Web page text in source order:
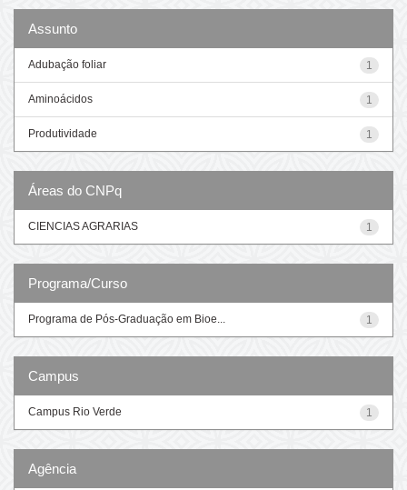
Assunto
1
Adubação foliar
1
Aminoácidos
1
Produtividade
Áreas do CNPq
1
CIENCIAS AGRARIAS
Programa/Curso
1
Programa de Pós-Graduação em Bioe...
Campus
1
Campus Rio Verde
Agência